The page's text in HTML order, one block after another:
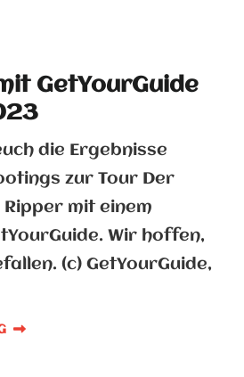
GetYourGuide
die Ergebnisse
zur Tour Der
mit einem
Wir hoffen,
(c) GetYourGuide,